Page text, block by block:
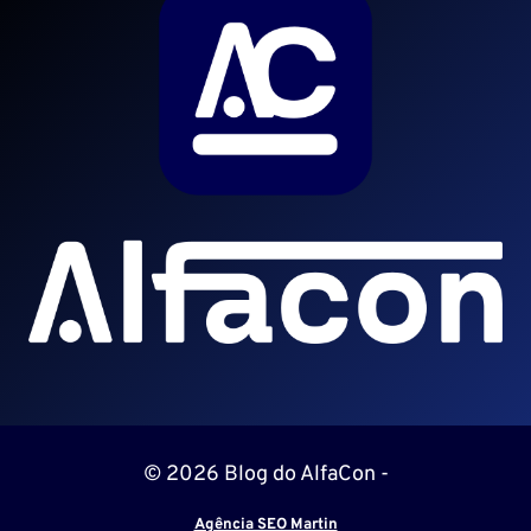
© 2026 Blog do AlfaCon -
Agência SEO Martin